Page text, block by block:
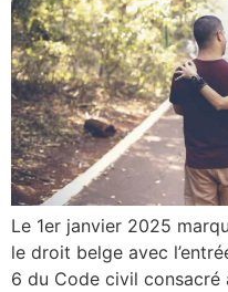
Le 1er janvier 2025
le droit belge avec
6 du Code civil